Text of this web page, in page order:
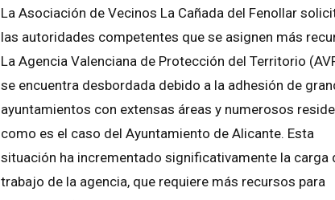
La Asociación de Vecinos La Cañada del Fenollar
las autoridades competentes que se asignen más
La Agencia Valenciana de Protección del Territorio
se encuentra desbordada debido a la adhesión de
ayuntamientos con extensas áreas y numerosos
como es el caso del Ayuntamiento de Alicante. Esta
situación ha incrementado significativamente la carga
trabajo de la agencia, que requiere más recursos para